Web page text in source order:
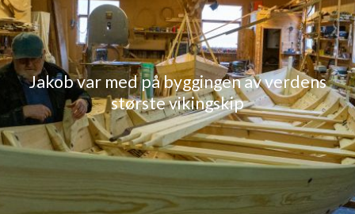
Jakob var med på byggingen av verdens
største vikingskip